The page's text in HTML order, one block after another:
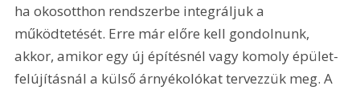
ha okosotthon rendszerbe integráljuk a
működtetését. Erre már előre kell gondolnunk,
akkor, amikor egy új építésnél vagy komoly épület-
felújításnál a külső árnyékolókat tervezzük meg. A